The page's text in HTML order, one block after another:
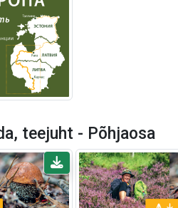
teejuht - Põhjaosa